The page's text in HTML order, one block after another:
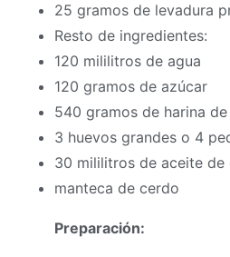
25 gramos de levadura
Resto de ingredientes:
120 mililitros de agua
120 gramos de azúcar
540 gramos de harina
3 huevos grandes o 4
30 mililitros de aceite de
manteca de cerdo
Preparación: